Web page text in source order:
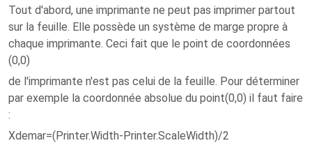
Tout d'abord, une imprimante ne peut pas imprimer partout
sur la feuille. Elle possède un système de marge propre à
chaque imprimante. Ceci fait que le point de coordonnées
(0,0)
de l'imprimante n'est pas celui de la feuille. Pour déterminer
par exemple la coordonnée absolue du point(0,0) il faut faire
:
Xdemar=(Printer.Width-Printer.ScaleWidth)/2